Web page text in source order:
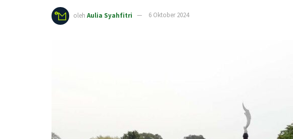
oleh Aulia Syahfitri 6 Oktober 2024